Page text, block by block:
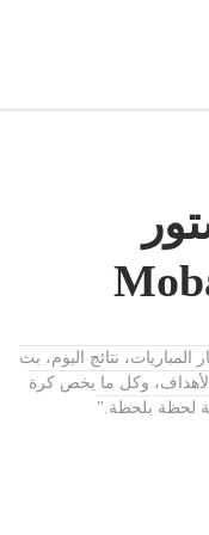
نتائج اليوم، بث
وكل ما يخص كرة
لحظة بلحظة."